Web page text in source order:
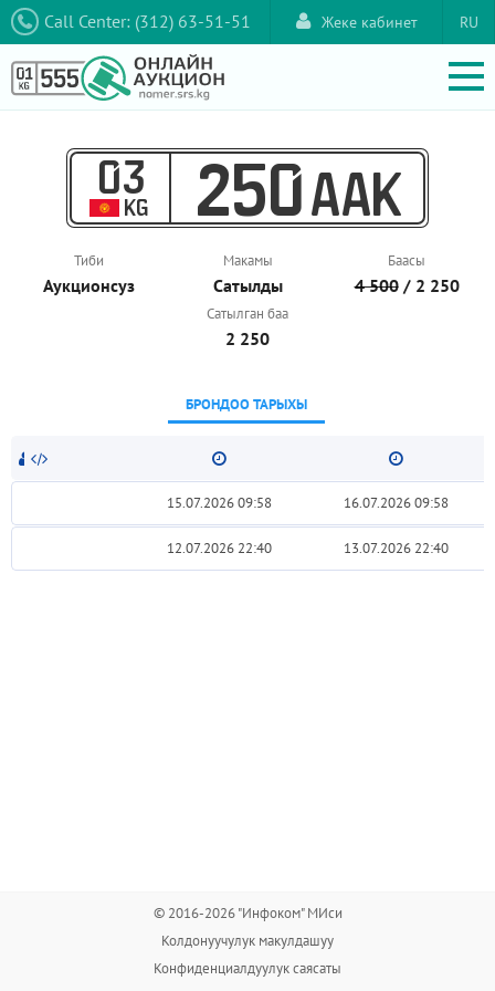
Call Center: (312) 63-51-51 RU
Жеке кабинет
03
KG 250 AAK
Тиби
Аукционcуз
Макамы
Сатылды
Баасы
4 500/ 2 250
Сатылган баа
2 250
БРОНДОО ТАРЫХЫ
15.07.2026 09:58 16.07.2026 09:58
12.07.2026 22:40 13.07.2026 22:40
© 2016-2026 "Инфоком" МИси
Колдонуучулук макулдашуу
Конфиденциалдуулук саясаты